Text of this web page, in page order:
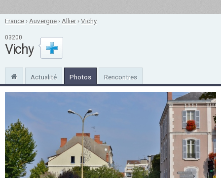
France › Auvergne › Allier›Vichy
03200
Vichy
Actualité Photos Rencontres